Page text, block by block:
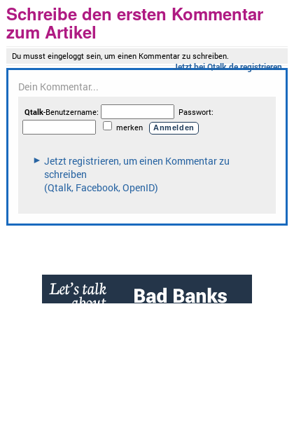
Schreibe den ersten Kommentar
zum Artikel